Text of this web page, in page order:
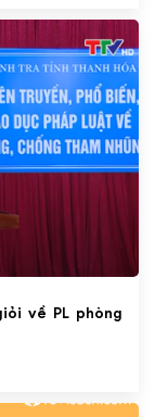
về PL phòng